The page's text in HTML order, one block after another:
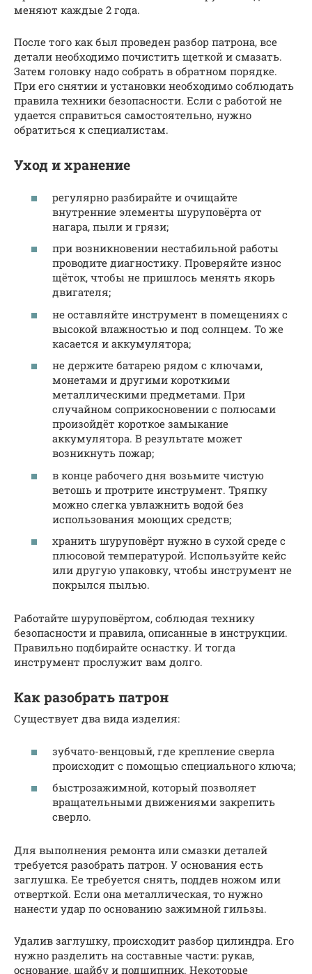
меняют каждые 2 года.
После того как был проведен разбор патрона, все
детали необходимо почистить щеткой и смазать.
Затем головку надо собрать в обратном порядке.
При его снятии и установки необходимо соблюдать
правила техники безопасности. Если с работой не
удается справиться самостоятельно, нужно
обратиться к специалистам.
Уход и хранение
регулярно разбирайте и очищайте
внутренние элементы шуруповёрта от
нагара, пыли и грязи;
при возникновении нестабильной работы
проводите диагностику. Проверяйте износ
щёток, чтобы не пришлось менять якорь
двигателя;
не оставляйте инструмент в помещениях с
высокой влажностью и под солнцем. То же
касается и аккумулятора;
не держите батарею рядом с ключами,
монетами и другими короткими
металлическими предметами. При
случайном соприкосновении с полюсами
произойдёт короткое замыкание
аккумулятора. В результате может
возникнуть пожар;
в конце рабочего дня возьмите чистую
ветошь и протрите инструмент. Тряпку
можно слегка увлажнить водой без
использования моющих средств;
хранить шуруповёрт нужно в сухой среде с
плюсовой температурой. Используйте кейс
или другую упаковку, чтобы инструмент не
покрылся пылью.
Работайте шуруповёртом, соблюдая технику
безопасности и правила, описанные в инструкции.
Правильно подбирайте оснастку. И тогда
инструмент прослужит вам долго.
Как разобрать патрон
Существует два вида изделия:
зубчато-венцовый, где крепление сверла
происходит с помощью специального ключа;
быстрозажимной, который позволяет
вращательными движениями закрепить
сверло.
Для выполнения ремонта или смазки деталей
требуется разобрать патрон. У основания есть
заглушка. Ее требуется снять, поддев ножом или
отверткой. Если она металлическая, то нужно
нанести удар по основанию зажимной гильзы.
Удалив заглушку, происходит разбор цилиндра. Его
нужно разделить на составные части: рукав,
основание, шайбу и подшипник. Некоторые